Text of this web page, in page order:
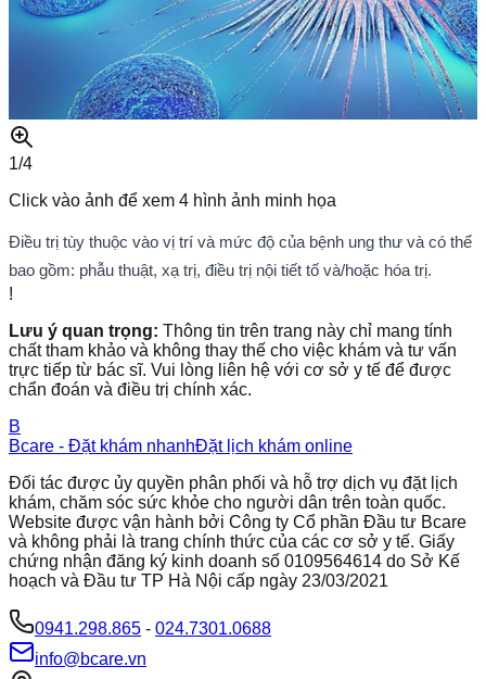
1/4
Click vào ảnh để xem 4 hình ảnh minh họa
Điều trị tùy thuộc vào vị trí và mức độ của bệnh ung thư và có thể
bao gồm: phẫu thuật, xạ trị, điều trị nội tiết tố và/hoặc hóa trị.
!
Lưu ý quan trọng: Thông tin trên trang này chỉ mang tính
chất tham khảo và không thay thế cho việc khám và tư vấn
trực tiếp từ bác sĩ. Vui lòng liên hệ với cơ sở y tế để được
chẩn đoán và điều trị chính xác.
B
Bcare - Đặt khám nhanhĐặt lịch khám online
Đối tác được ủy quyền phân phối và hỗ trợ dịch vụ đặt lịch
khám, chăm sóc sức khỏe cho người dân trên toàn quốc.
Website được vận hành bởi Công ty Cổ phần Đầu tư Bcare
và không phải là trang chính thức của các cơ sở y tế. Giấy
chứng nhận đăng ký kinh doanh số 0109564614 do Sở Kế
hoạch và Đầu tư TP Hà Nội cấp ngày 23/03/2021
0941.298.865 - 024.7301.0688
info@bcare.vn